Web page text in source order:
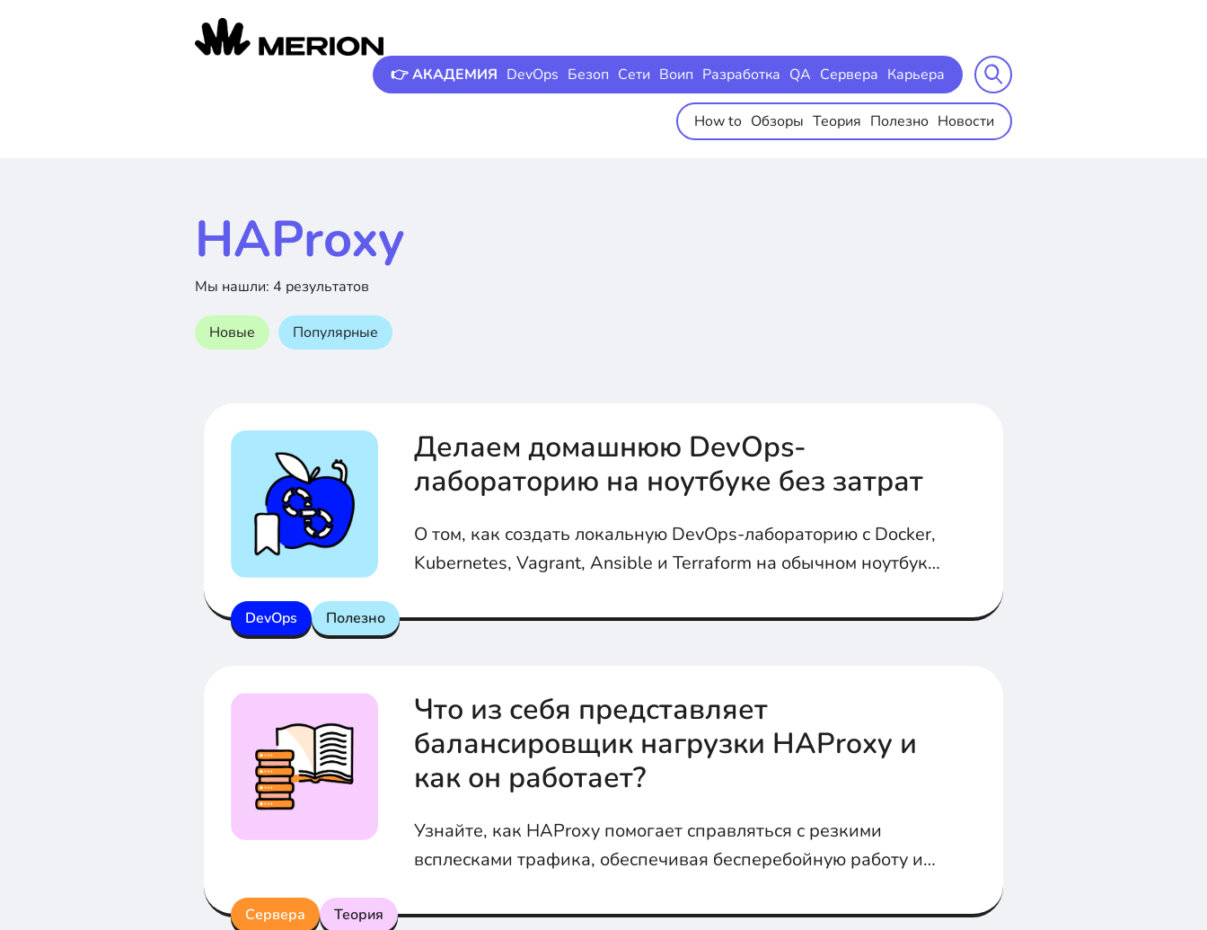
👉 АКАДЕМИЯ DevOps Безоп Сети Воип Разработка QA Сервера Карьера
How to Обзоры Теория Полезно Новости
HAProxy
Мы нашли: 4 результатов
Новые Популярные
DevOps Полезно
Делаем домашнюю DevOps-
лабораторию на ноутбуке без затрат
О том, как создать локальную DevOps-лабораторию с Docker,
Kubernetes, Vagrant, Ansible и Terraform на обычном ноутбуке
Сервера Теория
Что из себя представляет
балансировщик нагрузки HAProxy и
как он работает?
Узнайте, как HAProxy помогает справляться с резкими
всплесками трафика, обеспечивая бесперебойную работу и
алгоритмы и настройка - все, что нужно для управления